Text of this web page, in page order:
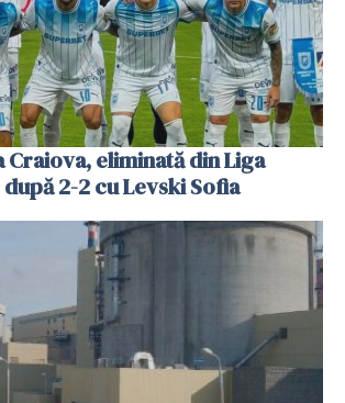
eliminată din Liga
2-2 cu Levski Sofia